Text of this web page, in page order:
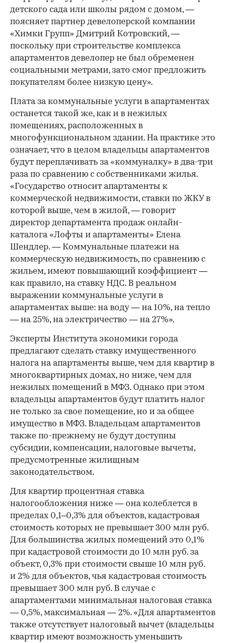
детского сада или школы рядом с домом, —
поясняет партнер девелоперской компании
«Химки Групп» Дмитрий Котровский, —
поскольку при строительстве комплекса
апартаментов девелопер не был обременен
социальными метрами, зато смог предложить
покупателям более низкую цену».
Плата за коммунальные услуги в апартаментах
останется такой же, как и в нежилых
помещениях, расположенных в
многофункциональном здании. На практике это
означает, что в целом владельцы апартаментов
будут переплачивать за «коммуналку» в два-три
раза по сравнению с собственниками жилья.
«Государство относит апартаменты к
коммерческой недвижимости, ставки по ЖКУ в
которой выше, чем в жилой, — говорит
директор департамента продаж онлайн-
каталога «Лофты и апартаменты» Елена
Шендлер. — Коммунальные платежи на
коммерческую недвижимость, по сравнению с
жильем, имеют повышающий коэффициент —
как правило, на ставку НДС. В реальном
выражении коммунальные услуги в
апартаментах выше: на воду — на 10%, на тепло
— на 25%, на электричество — на 27%».
Эксперты Института экономики города
предлагают сделать ставку имущественного
налога на апартаменты выше, чем для квартир в
многоквартирных домах, но ниже, чем для
нежилых помещений в МФЗ. Однако при этом
владельцы апартаментов будут платить налог
не только за свое помещение, но и за общее
имущество в МФЗ. Владельцам апартаментов
также по-прежнему не будут доступны
субсидии, компенсации, налоговые вычеты,
предусмотренные жилищным
законодательством.
Для квартир процентная ставка
налогообложения ниже — она колеблется в
пределах 0,1–0,3% для объектов, кадастровая
стоимость которых не превышает 300 млн руб.
Для большинства жилых помещений это 0,1%
при кадастровой стоимости до 10 млн руб. за
объект, 0,3% при стоимости свыше 10 млн руб.
и 2% для объектов, чья кадастровая стоимость
превышает 300 млн руб. В случае с
апартаментами минимальная налоговая ставка
— 0,5%, максимальная — 2%. «Для апартаментов
также отсутствует налоговый вычет (владельцы
квартир имеют возможность уменьшить